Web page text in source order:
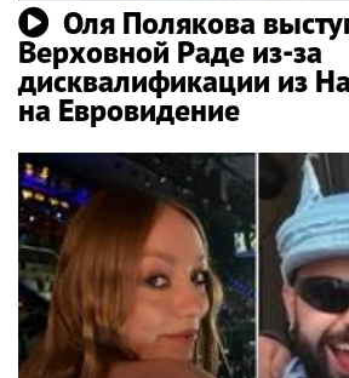
Оля Полякова
Верховной Раде из-за
дисквалификации из
на Евровидение